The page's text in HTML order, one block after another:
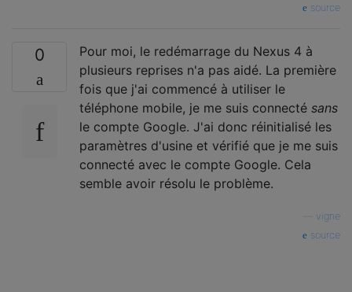
source
0
Pour moi, le redémarrage du Nexus 4 à
plusieurs reprises n'a pas aidé. La première
fois que j'ai commencé à utiliser le
téléphone mobile, je me suis connecté sans
le compte Google. J'ai donc réinitialisé les
paramètres d'usine et vérifié que je me suis
connecté avec le compte Google. Cela
semble avoir résolu le problème.
vigne
source